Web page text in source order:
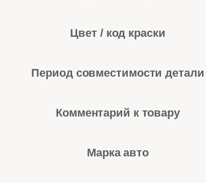
Цвет / код краски
Период совместимости детали
Комментарий к товару
Марка авто